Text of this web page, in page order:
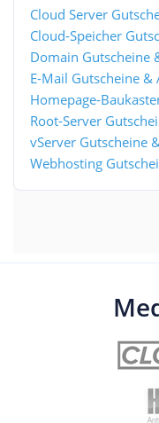
Cloud Server
Cloud-Speicher
Domain Gutscheine
E-Mail Gutscheine
Homepage-
Root-Server
vServer Gutscheine
Webhosting